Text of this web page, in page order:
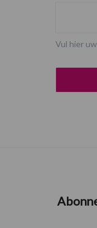
Vul hier